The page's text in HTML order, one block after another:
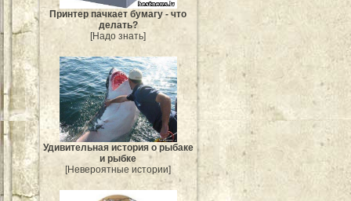
Принтер пачкает бумагу - что
делать?
[Надо знать]
Удивительная история о рыбаке
и рыбке
[Невероятные истории]